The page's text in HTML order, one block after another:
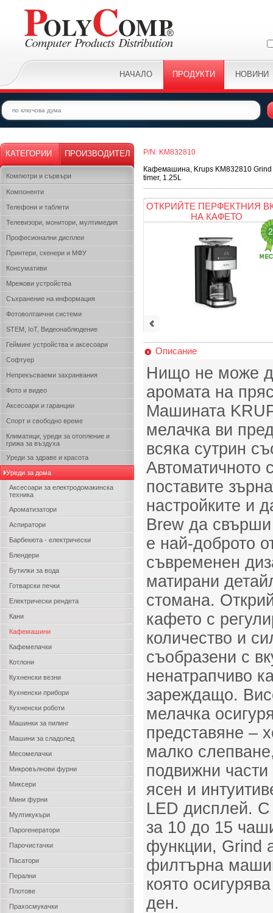
НАЧАЛО ПРОДУКТИ НОВИНИ
КАТЕГОРИИ ПРОИЗВОДИТЕЛ
Компютри и сървъри
Kомпоненти
Телефони и таблети
Телевизори, монитори, мултимедия
Професионални дисплеи
Принтери, скенери и МФУ
Консумативи
Мрежови устройства
Съхранение на информация
Фотоволтаични системи
STEM, IoT, Видеонаблюдение
Гейминг устройства и аксесоари
Софтуер
Непрекъсваеми захранвания
Фото и видео
Аксесоари и гаранции
Спорт и свободно време
Климатици, уреди за отопление и
грижа за въздуха
Уреди за здраве и красота
Уреди за дома
Аксесоари за електродомакинска
техника
Ароматизатори
Аспиратори
Барбекюта - електрически
Блендери
Бутилки за вода
Готварски печки
Електрически рендета
Кани
Кафемашини
Кафемелачки
Котлони
Кухненски везни
Кухненски прибори
Кухненски роботи
Машинки за пилинг
Машини за сладолед
Месомелачки
Микровълнови фурни
Миксери
Мини фурни
Мултикукъри
Парогенератори
Парочистачки
Пасатори
Перални
Плотове
Прахосмукачки
P/N: KM832810
Кафемашина, Krups KM832810 Grind
timer, 1.25L
ОТКРИЙТЕ ПЕРФЕКТНИЯ
НА КАФЕТО
Описание
Нищо не може
аромата на
Машината
мелачка ви
всяка сутрин
Автоматичното
поставите
настройките и
Brew да свърши
е най-доброто
съвременен
матирани
стомана.
кафето с
количество и
съобразени с
ненатрапчиво
зареждащо.
мелачка
представяне –
малко
подвижни
ясен и
LED дисплей.
за 10 до 15
функции, Grind
филтърна
която
ден.